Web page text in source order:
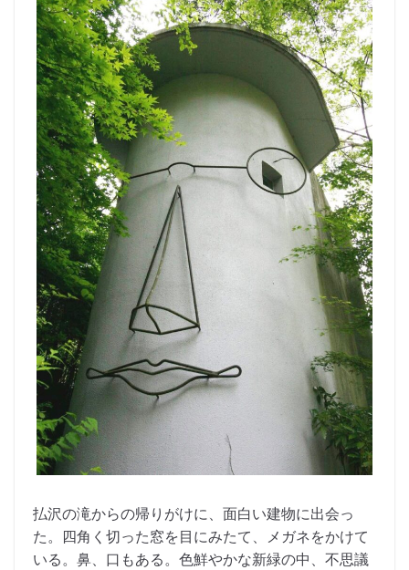
払沢の滝からの帰りがけに、面白い建物に出会っ
た。四角く切った窓を目にみたて、メガネをかけて
いる。鼻、口もある。色鮮やかな新緑の中、不思議